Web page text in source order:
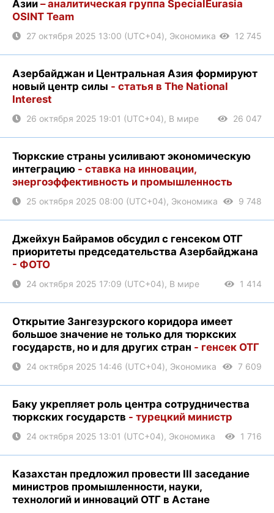
Азии – аналитическая группа SpecialEurasia
OSINT Team
27 октября 2025 13:00 (UTC+04), Экономика 12 745
Азербайджан и Центральная Азия формируют
новый центр силы - статья в The National
Interest
26 октября 2025 19:01 (UTC+04), В мире 26 047
Тюркские страны усиливают экономическую
интеграцию - ставка на инновации,
энергоэффективность и промышленность
25 октября 2025 08:00 (UTC+04), Экономика 9 748
Джейхун Байрамов обсудил с генсеком ОТГ
приоритеты председательства Азербайджана
- ФОТО
24 октября 2025 17:09 (UTC+04), В мире 1 414
Открытие Зангезурского коридора имеет
большое значение не только для тюркских
государств, но и для других стран - генсек ОТГ
24 октября 2025 14:46 (UTC+04), Экономика 7 609
Баку укрепляет роль центра сотрудничества
тюркских государств - турецкий министр
24 октября 2025 13:01 (UTC+04), Экономика 1 716
Казахстан предложил провести III заседание
министров промышленности, науки,
технологий и инноваций ОТГ в Астане